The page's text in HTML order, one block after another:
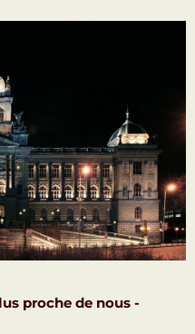
proche de nous -